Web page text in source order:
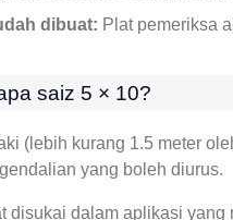
dibuat: Plat pemeriksa
saiz 5 × 10?
(lebih kurang 1.5 meter
yang boleh diurus.
disukai dalam aplikasi